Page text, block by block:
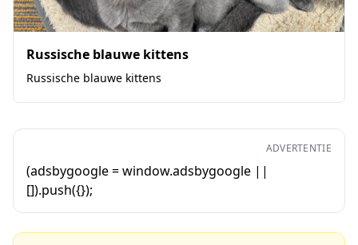
Russische blauwe kittens
Russische blauwe kittens
ADVERTENTIE
(adsbygoogle = window.adsbygoogle ||
[]).push({});